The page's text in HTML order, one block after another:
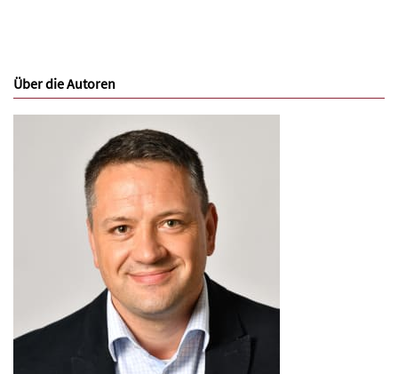
Über die Autoren